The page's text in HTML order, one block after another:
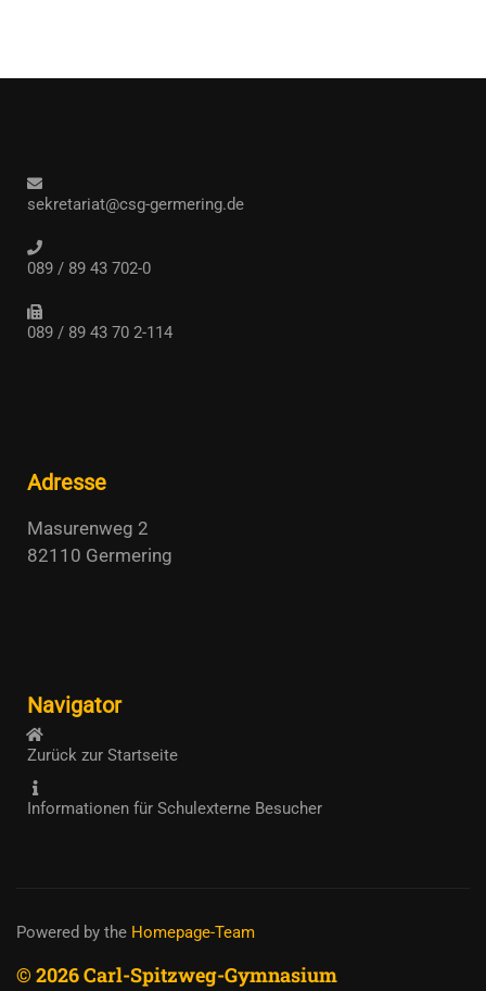
sekretariat@csg-germering.de
089 / 89 43 702-0
089 / 89 43 70 2-114
Adresse
Masurenweg 2
82110 Germering
Navigator
Zurück zur Startseite
Informationen für Schulexterne Besucher
Powered by the Homepage-Team
© 2026 Carl-Spitzweg-Gymnasium